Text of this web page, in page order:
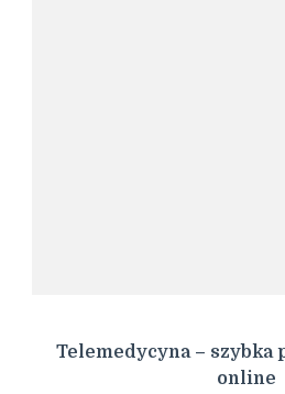
Telemedycyna – szybka
online